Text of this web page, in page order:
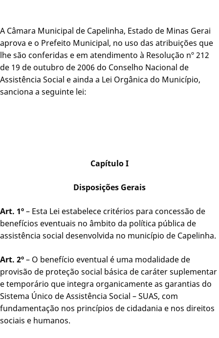
A Câmara Municipal de Capelinha, Estado de Minas Gerai
aprova e o Prefeito Municipal, no uso das atribuições que
lhe são conferidas e em atendimento à Resolução nº 212
de 19 de outubro de 2006 do Conselho Nacional de
Assistência Social e ainda a Lei Orgânica do Município,
sanciona a seguinte lei:
Capítulo I
Disposições Gerais
Art. 1º– Esta Lei estabelece critérios para concessão de
benefícios eventuais no âmbito da política pública de
assistência social desenvolvida no município de Capelinha.
Art. 2º– O benefício eventual é uma modalidade de
provisão de proteção social básica de caráter suplementar
e temporário que integra organicamente as garantias do
Sistema Único de Assistência Social – SUAS, com
fundamentação nos princípios de cidadania e nos direitos
sociais e humanos.